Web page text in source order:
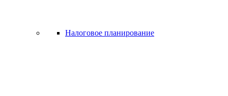
Налоговое планирование